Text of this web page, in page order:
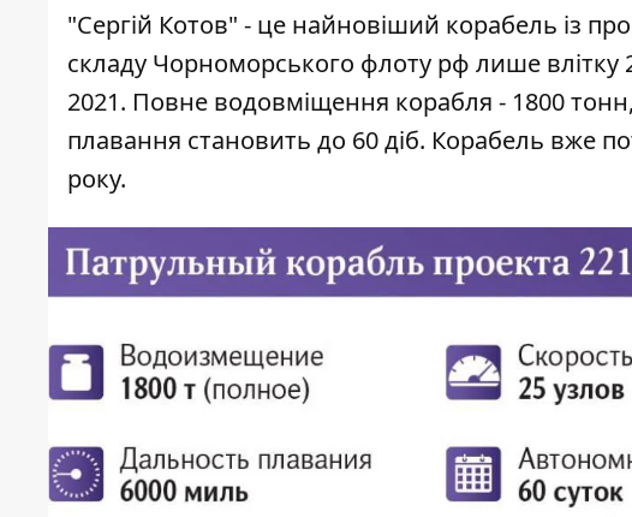
"Сергій Котов" - це найновіший корабель із
складу Чорноморського флоту рф лише влітку
2021. Повне водовміщення корабля - 1800
плавання становить до 60 діб. Корабель вже
року.